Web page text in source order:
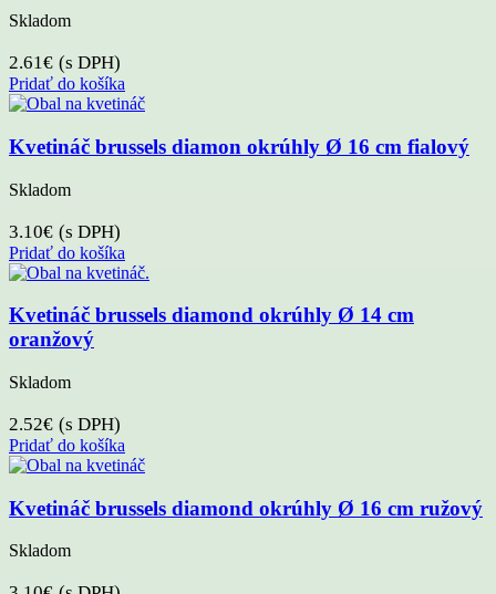
Skladom
2.61€ (s DPH)
Pridať do košíka
Kvetináč brussels diamon okrúhly Ø 16 cm fialový
Skladom
3.10€ (s DPH)
Pridať do košíka
Kvetináč brussels diamond okrúhly Ø 14 cm
oranžový
Skladom
2.52€ (s DPH)
Pridať do košíka
Kvetináč brussels diamond okrúhly Ø 16 cm ružový
Skladom